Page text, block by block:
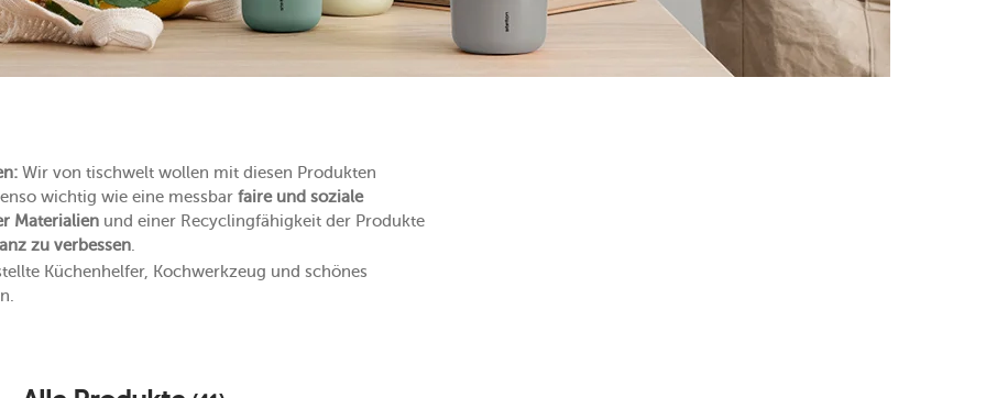
Wir von tischwelt wollen mit diesen Produkten
wichtig wie eine messbar faire und soziale
Materialien und einer Recyclingfähigkeit der Produkte
zu verbessen.
Küchenhelfer, Kochwerkzeug und schönes